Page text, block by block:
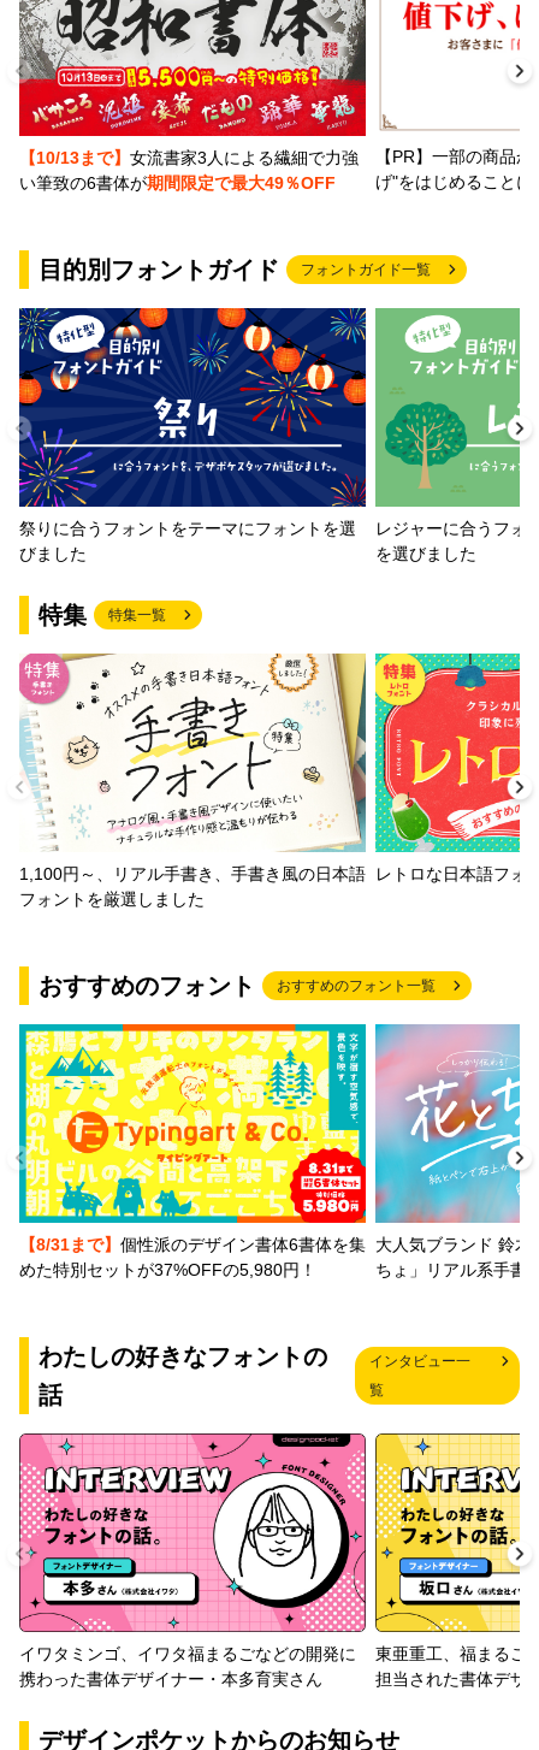
【10/13まで】 女流書家3人による繊細で力強
い筆致の6書体が期間限定で最大49％OFF
【PR】一部の商品
げ"をはじめること
目的別フォントガイド フォントガイド一覧
祭りに合うフォントをテーマにフォントを選
びました
レジャーに合うフォ
を選びました
特集 特集一覧
1,100円～、リアル手書き、手書き風の日本語
フォントを厳選しました
レトロな日本語フォ
おすすめのフォント おすすめのフォント一覧
【8/31まで】 個性派のデザイン書体6書体を集
めた特別セットが37%OFFの5,980円！
大人気ブランド 鈴木
ちょ」リアル系手書
わたしの好きなフォントの
話
インタビュー一
覧
イワタミンゴ、イワタ福まるごなどの開発に
携わった書体デザイナー・本多育実さん
東亜重工、福まるご
担当された書体デザ
デザインポケットからのお知らせ